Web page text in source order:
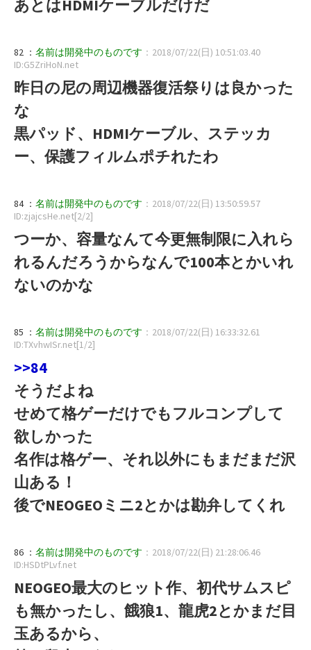
あとはHDMIケーブルだけだ
82 ： 名前は開発中のものです ：2018/07/22(日) 10:51:03.40
ID:G5ZriHoN.net
昨日の尼の周辺機器復活祭りは良かった
な
黒パッド、HDMIケーブル、ステッカ
ー、保護フィルムポチれたわ
84 ： 名前は開発中のものです ：2018/07/22(日) 13:50:59.57
ID:zjajcsHe.net[2/2]
つーか、容量なんて今更無制限に入れら
れるんだろうからなんで100本とかいれ
ないのかな
85 ： 名前は開発中のものです ：2018/07/22(日) 16:33:32.61
ID:TXvhwISr.net[1/2]
>>84
そうだよね
せめて格ゲーだけでもフルコンプして
欲しかった
名作は格ゲー、それ以外にもまだまだ沢
山ある！
後でNEOGEOミニ2とかは勘弁してくれ
86 ： 名前は開発中のものです ：2018/07/22(日) 21:28:06.46
ID:HSDtPLvf.net
NEOGEO最大のヒット作、初代サムスピ
も無かったし、餓狼1、龍虎2とかまだ目
玉あるから、